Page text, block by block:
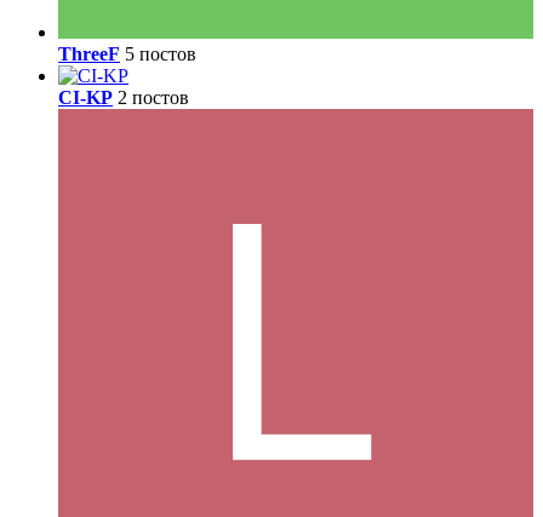
ThreeF 5 постов
CI-KP 2 постов